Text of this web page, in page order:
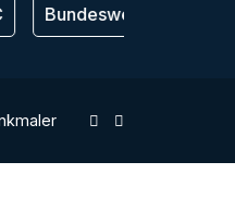
Bundeswehr